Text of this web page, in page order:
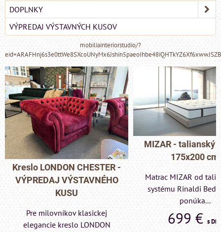
DOPLNKY
VÝPREDAJ VÝSTAVNÝCH KUSOV
mobiliainteriorstudio/?
Kreslo LONDON CHESTER -
VÝPREDAJ VÝSTAVNÉHO
KUSU
Pre milovníkov klasickej
elegancie kreslo LONDON
MIZAR - talianský
175x200 cm
Matrac MIZAR od
systému Rinaldi Bed
ponúka...
699 €s